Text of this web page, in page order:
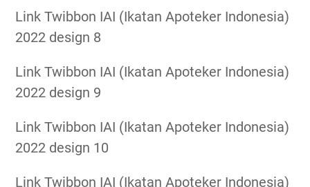
Link Twibbon IAI (Ikatan Apoteker Indonesia)
2022 design 8
Link Twibbon IAI (Ikatan Apoteker Indonesia)
2022 design 9
Link Twibbon IAI (Ikatan Apoteker Indonesia)
2022 design 10
Link Twibbon IAI (Ikatan Apoteker Indonesia)